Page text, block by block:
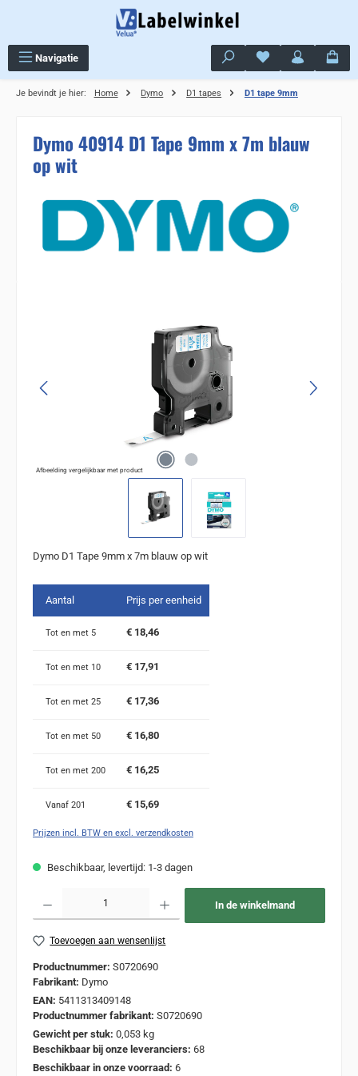
Navigatie Je hebt 0 items op
Je bevindt je hier: Home Dymo D1 tapes D1 tape 9mm
Dymo 40914 D1 Tape 9mm x 7m blauw
op wit
Afbeelding vergelijkbaar met product
Dymo D1 Tape 9mm x 7m blauw op wit
Aantal Prijs per eenheid
Tot en met 5 € 18,46
Tot en met 10 € 17,91
Tot en met 25 € 17,36
Tot en met 50 € 16,80
Tot en met 200 € 16,25
Vanaf 201 € 15,69
Prijzen incl. BTW en excl. verzendkosten
Beschikbaar, levertijd: 1-3 dagen
In de winkelmand
Toevoegen aan wensenlijst
Productnummer: S0720690
Fabrikant: Dymo
EAN: 5411313409148
Productnummer fabrikant: S0720690
Gewicht per stuk: 0,053 kg
Beschikbaar bij onze leveranciers: 68
Beschikbaar in onze voorraad: 6